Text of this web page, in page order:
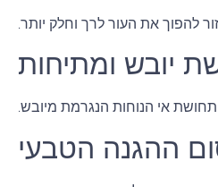
להפוך את העור לרך וחלק יותר.
יובש ומתיחות
אי הנוחות הנגרמת מיובש.
ההגנה הטבעי